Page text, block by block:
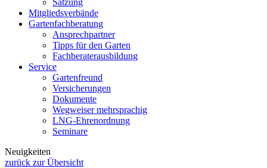
Satzung
Mitgliedsverbände
Gartenfachberatung
Ansprechpartner
Tipps für den Garten
Fachberaterausbildung
Service
Gartenfreund
Versicherungen
Dokumente
Wegweiser mehrsprachig
LNG-Ehrenordnung
Seminare
Neuigkeiten
zurück zur Übersicht